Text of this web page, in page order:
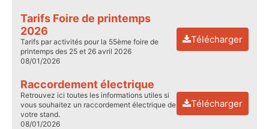
Tarifs Foire de printemps
2026
Tarifs par activités pour la 55ème foire de
printemps des 25 et 26 avril 2026
08/01/2026
Télécharger
Raccordement électrique
Retrouvez ici toutes les informations utiles si
vous souhaitez un raccordement électrique de
votre stand.
08/01/2026
Télécharger